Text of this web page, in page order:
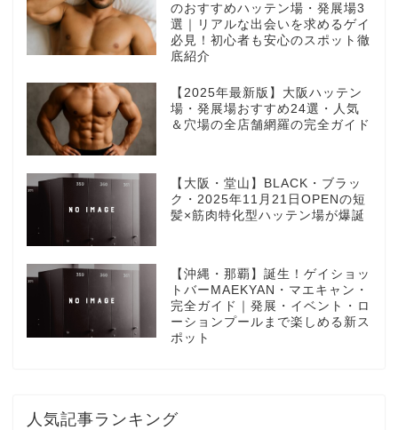
のおすすめハッテン場・発展場3
選｜リアルな出会いを求めるゲイ
必見！初心者も安心のスポット徹
底紹介
【2025年最新版】大阪ハッテン
場・発展場おすすめ24選・人気
＆穴場の全店舗網羅の完全ガイド
【大阪・堂山】BLACK・ブラッ
ク・2025年11月21日OPENの短
髪×筋肉特化型ハッテン場が爆誕
【沖縄・那覇】誕生！ゲイショッ
トバーMAEKYAN・マエキャン・
完全ガイド｜発展・イベント・ロ
ーションプールまで楽しめる新ス
ポット
人気記事ランキング